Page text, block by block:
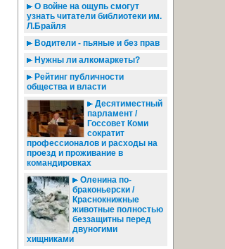
О войне на ощупь смогут
узнать читатели библиотеки им.
Л.Брайля
Водители - пьяные и без прав
Нужны ли алкомаркеты?
Рейтинг публичности
общества и власти
Десятиместный
парламент /
Госсовет Коми
сократит
профессионалов и расходы на
проезд и проживание в
командировках
Оленина по-
браконьерски /
Краснокнижные
животные полностью
беззащитны перед
двуногими
хищниками